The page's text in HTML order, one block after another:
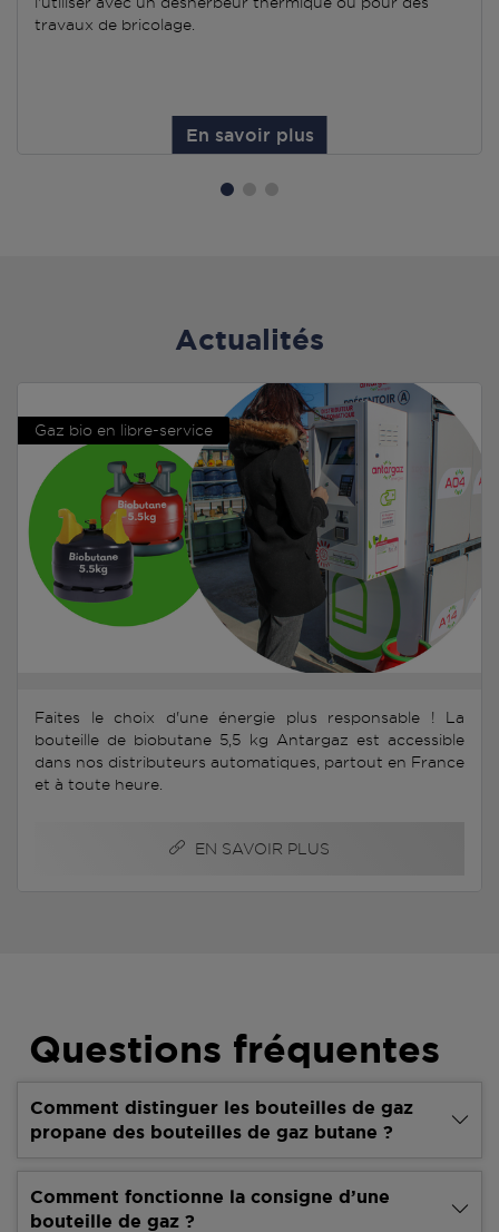
travaux de bricolage.
En savoir plus
Actualités
Gaz bio en libre-service
Faites le choix d'une énergie plus responsable ! La
bouteille de biobutane 5,5 kg Antargaz est accessible
dans nos distributeurs automatiques, partout en France
et à toute heure.
EN SAVOIR PLUS
Questions fréquentes
Comment distinguer les bouteilles de gaz
propane des bouteilles de gaz butane ?
Comment fonctionne la consigne d’une
bouteille de gaz ?